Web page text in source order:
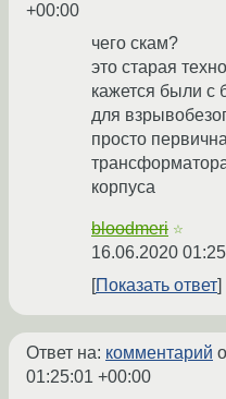
+00:00
чего скам?
это старая
кажется были с
для
просто
корпуса
bloodmeri ☆
16.06.2020
Показать ответ
Ответ на: комментарий
01:25:01 +00:00